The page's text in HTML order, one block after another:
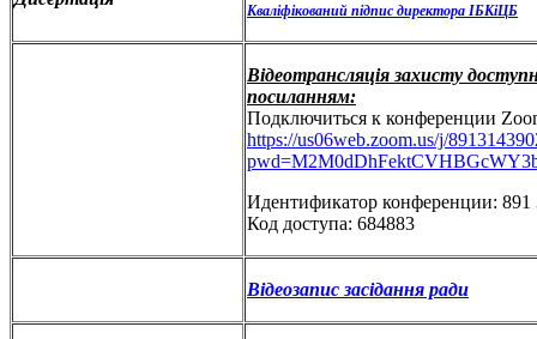
Кваліфікований підпис директора ІБКіЦБ
Відеотрансляція захисту
посиланням:
Подключиться к конференции
https://us06web.zoom.us/j/
Идентификатор конференции: 891
Код доступа: 684883
Відеозапис засідання ради